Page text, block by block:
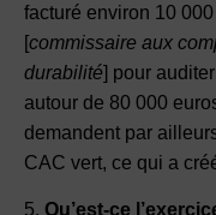
facturé environ 10
[commissaire aux
durabilité] pour
autour de 80 000
demandent par
CAC vert, ce qui a
5. Qu’est-ce